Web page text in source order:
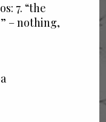
7. “the
– nothing​,​